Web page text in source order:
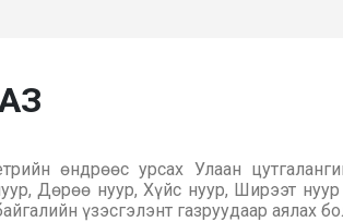
өндрөөс урсах Улаан
Дөрөө нуур, Хүйс нуур, Ширээт
үзэсгэлэнт газруудаар аялах